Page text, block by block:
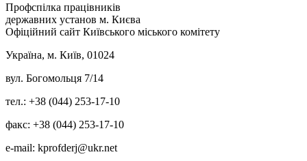
Профспілка працівників
державних установ м. Києва
Офіційний сайт Київського міського комітету
Україна, м. Київ, 01024
вул. Богомольця 7/14
тел.: +38 (044) 253-17-10
факс: +38 (044) 253-17-10
e-mail: kprofderj@ukr.net